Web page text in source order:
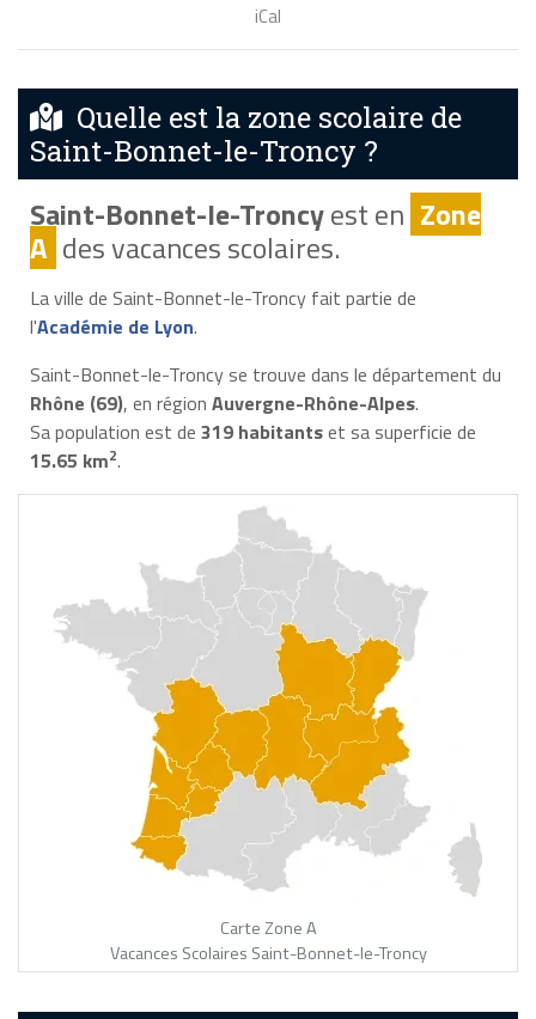
iCal
Quelle est la zone scolaire de
Saint-Bonnet-le-Troncy ?
Saint-Bonnet-le-Troncyest en Zone
A des vacances scolaires.
La ville de Saint-Bonnet-le-Troncy fait partie de
l'Académie de Lyon.
Saint-Bonnet-le-Troncy se trouve dans le département du
Rhône (69), en région Auvergne-Rhône-Alpes.
Sa population est de 319 habitantset sa superficie de
15.65 km2.
Carte Zone A
Vacances Scolaires Saint-Bonnet-le-Troncy